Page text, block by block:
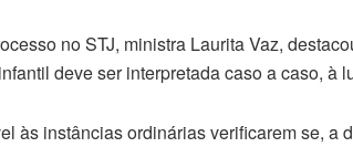
no STJ, ministra Laurita Vaz,
deve ser interpretada caso a caso, à
às instâncias ordinárias verificarem se, a